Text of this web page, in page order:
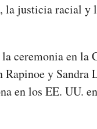
la justicia racial y
ceremonia en la
y Sandra
en los EE. UU.